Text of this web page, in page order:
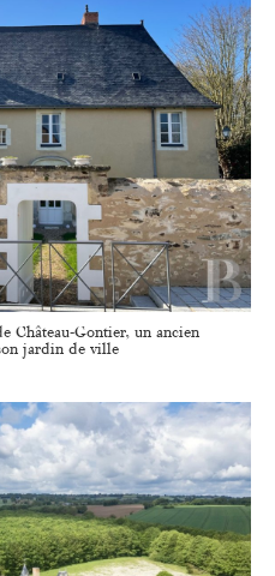
Château-Gontier, un ancien
jardin de ville